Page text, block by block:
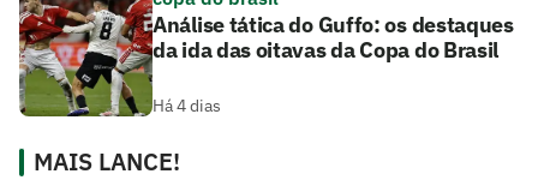
Análise tática do Guffo: os destaques
da ida das oitavas da Copa do Brasil
Há 4 dias
MAIS LANCE!